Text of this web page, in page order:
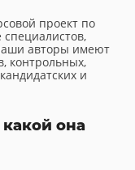
проект по
авторы имеют
контрольных,
и
какой она